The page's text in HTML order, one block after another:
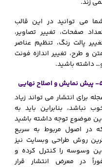
زند.
می توانید در این قالب
صفحات، تغییر تصاویر،
پالت رنگ، تنظیم عناصر
و طرح، تغییر اندازه فونت
داشته باشید.
نهایی
برای انتشار می تواند زیاد
نباشد، بنابراین باید به
موضوع توجه داشته باشید
در اصول مربوط به سریع
روش طراحی وبسایت نیز
وسوسه را کنترل کرده و
در معرض انتشار قرار